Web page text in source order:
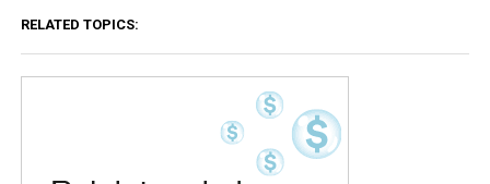
RELATED TOPICS: